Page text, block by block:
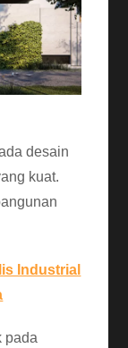
desain
kuat.
Industrial
pada